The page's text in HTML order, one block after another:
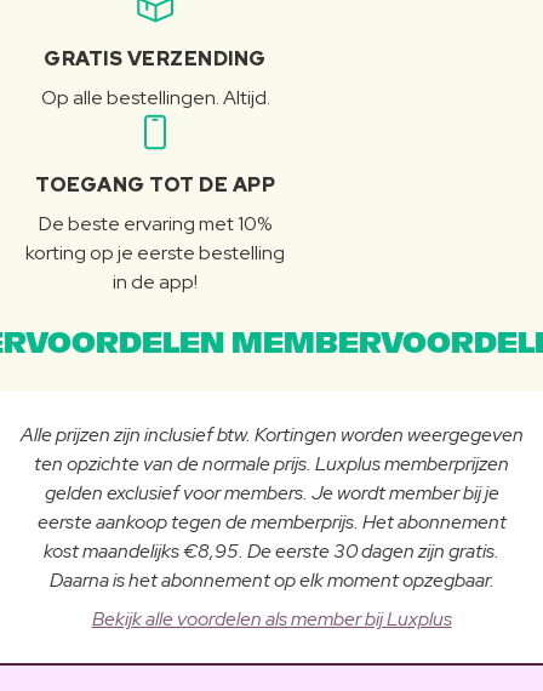
GRATIS VERZENDING
Op alle bestellingen. Altijd.
TOEGANG TOT DE APP
De beste ervaring met 10%
korting op je eerste bestelling
in de app!
Alle prijzen zijn inclusief btw. Kortingen worden weergegeven
ten opzichte van de normale prijs. Luxplus memberprijzen
gelden exclusief voor members. Je wordt member bij je
eerste aankoop tegen de memberprijs. Het abonnement
kost maandelijks €8,95. De eerste 30 dagen zijn gratis.
Daarna is het abonnement op elk moment opzegbaar.
Bekijk alle voordelen als member bij Luxplus